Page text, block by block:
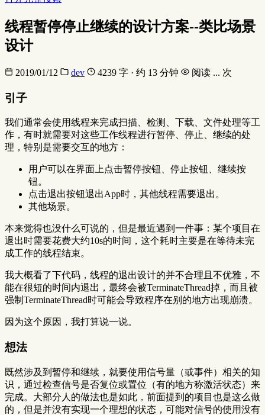
线程暂停停止继续的设计方案--类比场景
设计
2019/01/12 dev 4239 字 · 约 13 分钟 阅读 ... 次
引子
我们通常会使用线程来完成扫描、检测、下载、文件处理等工
作，有时就需要对这些工作线程进行暂停、停止、继续的处
理，特别是需要交互的地方：
用户可以在界面上点击暂停按钮、停止按钮、继续按
钮。
点击退出按钮退出App时，其他线程需要退出。
其他场景。
本来觉得也没什么可说的，但是最近遇到一件事：某个项目在
退出时需要花费大约10s的时间，这个耗时主要是在等待未完
成工作的线程结束。
我大概看了下代码，线程的退出设计的并不合理且不优雅，不
能在很短的时间内退出，最终会被TerminateThread掉，而且被
强制TerminateThread时可能会导致程序在别的地方出现崩溃。
因为这个原因，我打算说一说。
想法
既然涉及到暂停和继续，就要使用信号量（或事件）相关的知
识，通过检查信号是否复位或置位（有的地方称激活状态）来
完成。大部分人的做法也是如此，前面提到的项目也是这么做
的，但是并没有实现一个理想的状态，可能对信号的使用没有